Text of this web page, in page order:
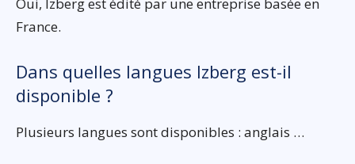
France.
Dans quelles langues Izberg est-il
disponible ?
Plusieurs langues sont disponibles : anglais …